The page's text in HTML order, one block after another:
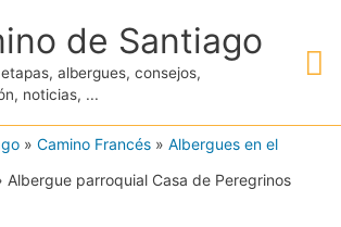
de Santiago
albergues, consejos,
noticias, ...
» Camino Francés » Albergues en el
Albergue parroquial Casa de Peregrinos